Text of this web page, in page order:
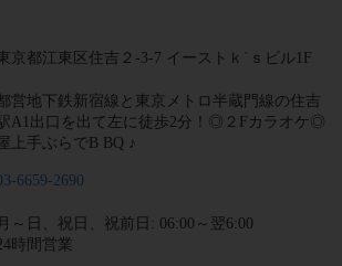
京都江東区住吉２-3-7 イーストｋ`ｓビル1F
営地下鉄新宿線と東京メトロ半蔵門線の住吉
A1出口を出て左に徒歩2分！◎２Fカラオケ◎
上手ぶらでB BQ ♪
6659-2690
月～日、祝日、祝前日: 06:00～翌6:00
時間営業